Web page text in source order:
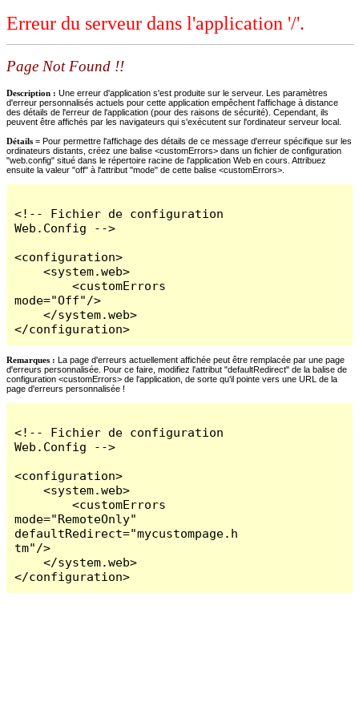
Erreur du serveur dans l'application '/'.
Page Not Found !!
Description : Une erreur d'application s'est produite sur le serveur. Les paramètres
d'erreur personnalisés actuels pour cette application empêchent l'affichage à distance
des détails de l'erreur de l'application (pour des raisons de sécurité). Cependant, ils
peuvent être affichés par les navigateurs qui s'exécutent sur l'ordinateur serveur local.
Détails = Pour permettre l'affichage des détails de ce message d'erreur spécifique sur les
ordinateurs distants, créez une balise <customErrors> dans un fichier de configuration
"web.config" situé dans le répertoire racine de l'application Web en cours. Attribuez
ensuite la valeur "off" à l'attribut "mode" de cette balise <customErrors>.
<!-- Fichier de configuration
Web.Config -->
<configuration>
    <system.web>
        <customErrors
mode="Off"/>
    </system.web>
</configuration>
Remarques : La page d'erreurs actuellement affichée peut être remplacée par une page
d'erreurs personnalisée. Pour ce faire, modifiez l'attribut "defaultRedirect" de la balise de
configuration <customErrors> de l'application, de sorte qu'il pointe vers une URL de la
page d'erreurs personnalisée !
<!-- Fichier de configuration
Web.Config -->
<configuration>
    <system.web>
        <customErrors
mode="RemoteOnly"
defaultRedirect="mycustompage.h
tm"/>
    </system.web>
</configuration>